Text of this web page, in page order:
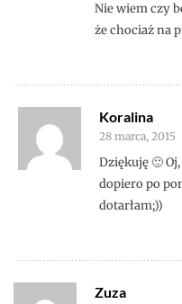
Nie wiem czy
że chociaż na
Koralina
28 marca, 2015
Dziękuję 🙂
dopiero po
dotarłam;))
Zuza